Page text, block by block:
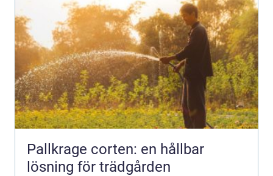
Pallkrage corten: en hållbar
lösning för trädgården